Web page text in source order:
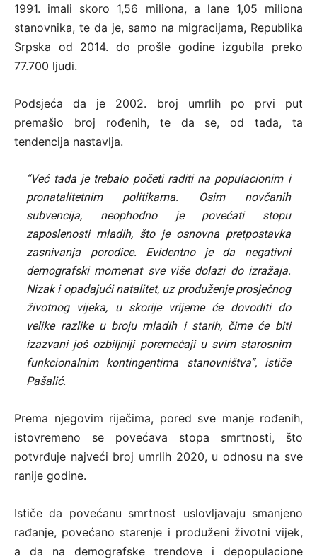
1991. imali skoro 1,56 miliona, a lane 1,05 miliona
stanovnika, te da je, samo na migracijama, Republika
Srpska od 2014. do prošle godine izgubila preko
77.700 ljudi.
Podsjeća da je 2002. broj umrlih po prvi put
premašio broj rođenih, te da se, od tada, ta
tendencija nastavlja.
“Već tada je trebalo početi raditi na populacionim i
pronatalitetnim politikama. Osim novčanih
subvencija, neophodno je povećati stopu
zaposlenosti mladih, što je osnovna pretpostavka
zasnivanja porodice. Evidentno je da negativni
demografski momenat sve više dolazi do izražaja.
Nizak i opadajući natalitet, uz produženje prosječnog
životnog vijeka, u skorije vrijeme će dovoditi do
velike razlike u broju mladih i starih, čime će biti
izazvani još ozbiljniji poremećaji u svim starosnim
funkcionalnim kontingentima stanovništva”, ističe
Pašalić.
Prema njegovim riječima, pored sve manje rođenih,
istovremeno se povećava stopa smrtnosti, što
potvrđuje najveći broj umrlih 2020, u odnosu na sve
ranije godine.
Ističe da povećanu smrtnost uslovljavaju smanjeno
rađanje, povećano starenje i produženi životni vijek,
a da na demografske trendove i depopulacione